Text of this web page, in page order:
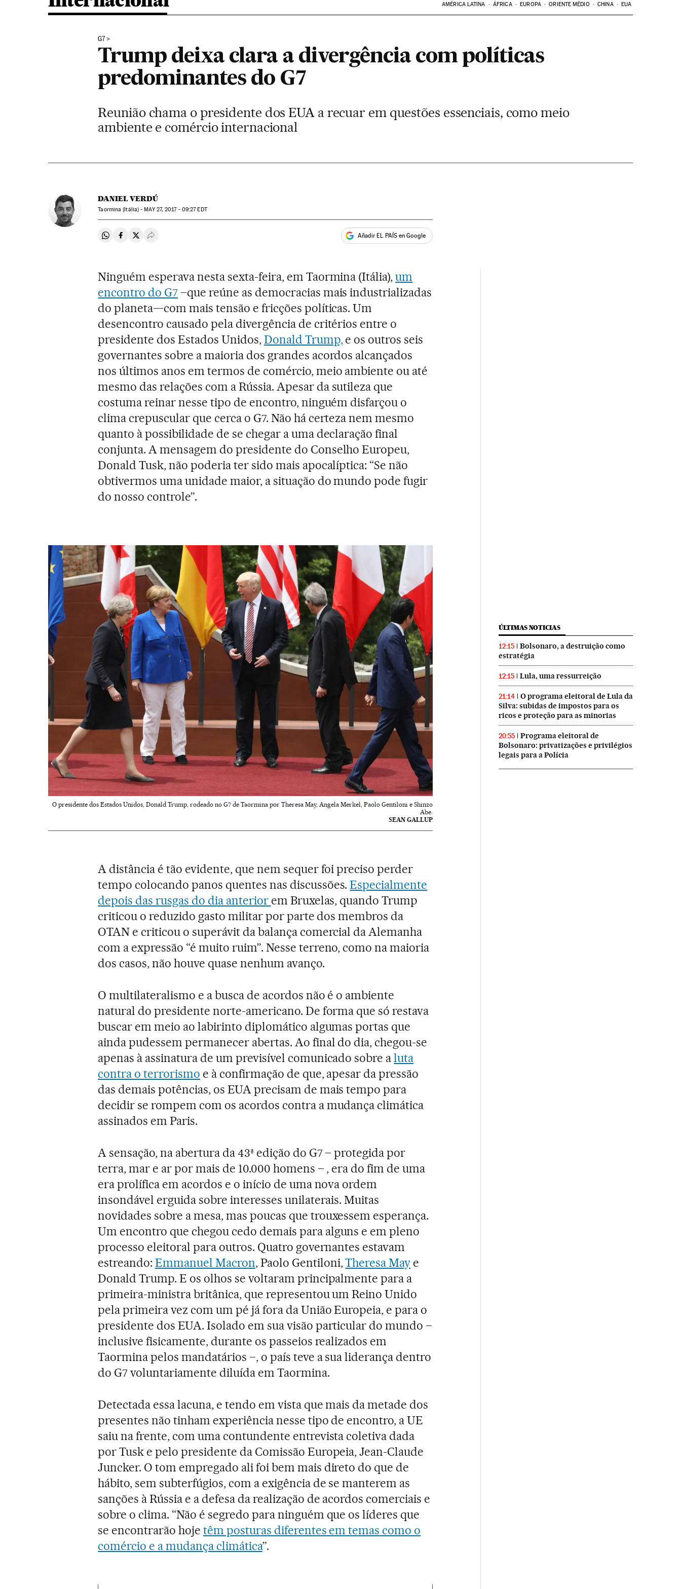
AMÉRICA LATINA ÁFRICA EUROPA ORIENTE MÉDIO CHINA EUA
G7
Trump deixa clara a divergência com políticas
predominantes do G7
Reunião chama o presidente dos EUA a recuar em questões essenciais, como meio
ambiente e comércio internacional
DANIEL VERDÚ
Taormina (Itália) -MAY27, 2017 - 09:27EDT
Compartir en Whatsapp
Compartir en Facebook
Compartir en Twitter
Desplegar Redes Sociales Añadir EL PAÍS en Google
Ninguém esperava nesta sexta-feira, em Taormina (Itália),um
encontro do G7 –que reúne as democracias mais industrializadas
do planeta—com mais tensão e fricções políticas. Um
desencontro causado pela divergência de critérios entre o
presidente dos Estados Unidos,Donald Trump,e os outros seis
governantes sobre a maioria dos grandes acordos alcançados
nos últimos anos em termos de comércio, meio ambiente ou até
mesmo das relações com a Rússia. Apesar da sutileza que
costuma reinar nesse tipo de encontro, ninguém disfarçou o
clima crepuscular que cerca o G7. Não há certeza nem mesmo
quanto à possibilidade de se chegar a uma declaração final
conjunta. A mensagem do presidente do Conselho Europeu,
Donald Tusk, não poderia ter sido mais apocalíptica: “Se não
obtivermos uma unidade maior, a situação do mundo pode fugir
do nosso controle”.
O presidente dos Estados Unidos, Donald Trump, rodeado no G7 de Taormina por Theresa May, Angela Merkel, Paolo Gentiloni e Shinzo
Abe.
SEAN GALLUP
A distância é tão evidente, que nem sequer foi preciso perder
tempo colocando panos quentes nas discussões.Especialmente
depois das rusgas do dia anterior em Bruxelas, quando Trump
criticou o reduzido gasto militar por parte dos membros da
OTAN e criticou o superávit da balança comercial da Alemanha
com a expressão “é muito ruim”. Nesse terreno, como na maioria
dos casos, não houve quase nenhum avanço.
O multilateralismo e a busca de acordos não é o ambiente
natural do presidente norte-americano. De forma que só restava
buscar em meio ao labirinto diplomático algumas portas que
ainda pudessem permanecer abertas. Ao final do dia, chegou-se
apenas à assinatura de um previsível comunicado sobre aluta
contra o terrorismo e à confirmação de que, apesar da pressão
das demais potências, os EUA precisam de mais tempo para
decidir se rompem com os acordos contra a mudança climática
assinados em Paris.
A sensação, na abertura da 43ª edição do G7 – protegida por
terra, mar e ar por mais de 10.000 homens – , era do fim de uma
era prolífica em acordos e o início de uma nova ordem
insondável erguida sobre interesses unilaterais. Muitas
novidades sobre a mesa, mas poucas que trouxessem esperança.
Um encontro que chegou cedo demais para alguns e em pleno
processo eleitoral para outros. Quatro governantes estavam
estreando:Emmanuel Macron, Paolo Gentiloni,Theresa May e
Donald Trump. E os olhos se voltaram principalmente para a
primeira-ministra britânica, que representou um Reino Unido
pela primeira vez com um pé já fora da União Europeia, e para o
presidente dos EUA. Isolado em sua visão particular do mundo –
inclusive fisicamente, durante os passeios realizados em
Taormina pelos mandatários –, o país teve a sua liderança dentro
do G7 voluntariamente diluída em Taormina.
Detectada essa lacuna, e tendo em vista que mais da metade dos
presentes não tinham experiência nesse tipo de encontro, a UE
saiu na frente, com uma contundente entrevista coletiva dada
por Tusk e pelo presidente da Comissão Europeia, Jean-Claude
Juncker. O tom empregado ali foi bem mais direto do que de
hábito, sem subterfúgios, com a exigência de se manterem as
sanções à Rússia e a defesa da realização de acordos comerciais e
sobre o clima. “Não é segredo para ninguém que os líderes que
se encontrarão hoje têm posturas diferentes em temas como o
comércio e a mudança climática”.
ÚLTIMAS NOTICIAS
12:15
Bolsonaro, a destruição como
estratégia
12:15 Lula, uma ressurreição
21:14
O programa eleitoral de Lula da
Silva: subidas de impostos para os
ricos e proteção para as minorias
20:55
Programa eleitoral de
Bolsonaro: privatizações e privilégios
legais para a Polícia